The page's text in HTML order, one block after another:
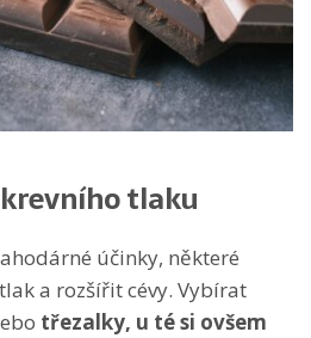
tlaku
účinky, některé
a rozšířit cévy. Vybírat
třezalky, u té si ovšem